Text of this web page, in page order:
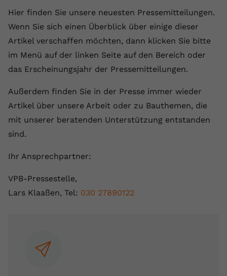
Hier finden Sie unsere neuesten Pressemitteilungen.
Wenn Sie sich einen Überblick über einige dieser
Artikel verschaffen möchten, dann klicken Sie bitte
im Menü auf der linken Seite auf den Bereich oder
das Erscheinungsjahr der Pressemitteilungen.
Außerdem finden Sie in der Presse immer wieder
Artikel über unsere Arbeit oder zu Bauthemen, die
mit unserer beratenden Unterstützung entstanden
sind.
Ihr Ansprechpartner:
VPB-Pressestelle,
Lars Klaaßen, Tel: 030 27890122